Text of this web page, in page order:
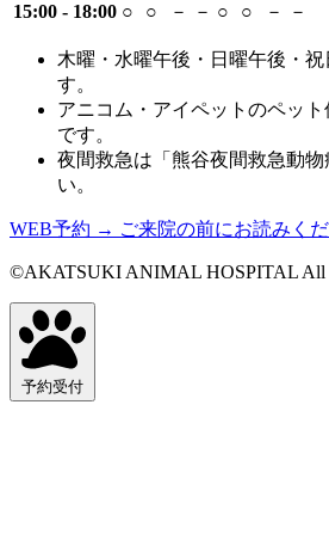
15:00 - 18:00 ○ ○ － － ○ ○ － －
木曜・水曜午後・日曜午後・
す。
アニコム・アイペットのペッ
です。
夜間救急は「熊谷夜間救急動
い。
WEB予約 → ご来院の前にお読みく
©AKATSUKI ANIMAL HOSPITAL All
予約受付